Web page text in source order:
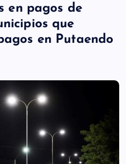
en pagos de
que
en Putaendo